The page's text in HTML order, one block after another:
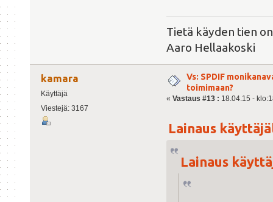
Tietä käyden tien
Aaro Hellaakoski
kamara
Käyttäjä
Viestejä: 3167
Vs: SPDIF
toimimaan?
« Vastaus #13 : 18.04.15 -
Lainaus
Lainaus